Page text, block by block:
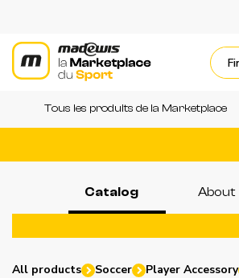
Tous les produits de la Marketplace
Catalog About
All products Soccer Player Accessory